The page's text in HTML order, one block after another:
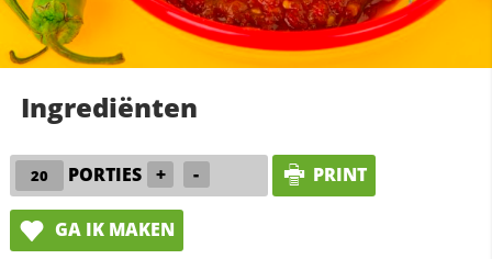
Ingrediënten
PORTIES + - PRINT
GA IK MAKEN